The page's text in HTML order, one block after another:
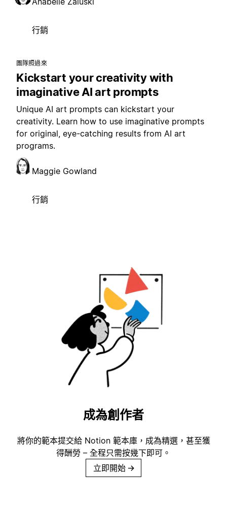
行銷
團隊照過來
Kickstart your creativity with
imaginative AI art prompts
Unique AI art prompts can kickstart your
creativity. Learn how to use imaginative prompts
for original, eye-catching results from AI art
programs.
Maggie Gowland
行銷
成為創作者
將你的範本提交給 Notion 範本庫，成為精選，甚至獲
得酬勞 – 全程只需按幾下即可。
立即開始 →